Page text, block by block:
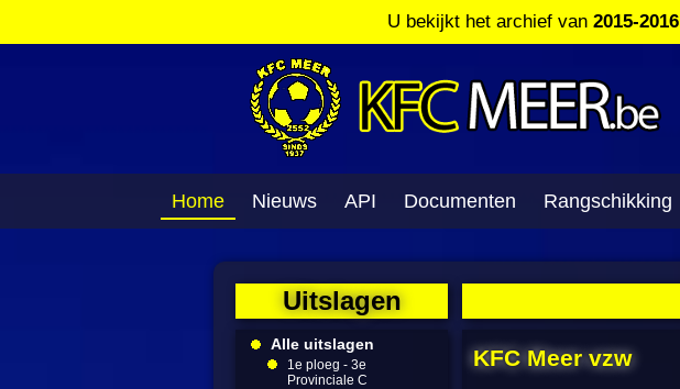
U bekijkt het archief van 2015-2016
Home Nieuws API Documenten Rangschikking
Uitslagen
Alle uitslagen
1e ploeg - 3e
Provinciale C
KFC Meer vzw